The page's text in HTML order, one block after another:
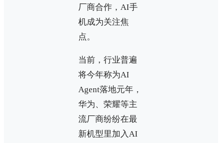
厂商合作，AI手
机成为关注焦
点。
当前，行业普遍
将今年称为AI
Agent落地元年，
华为、荣耀等主
流厂商纷纷在最
新机型里加入AI